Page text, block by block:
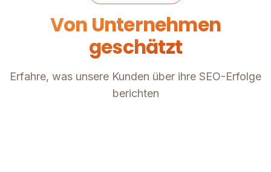
Von Unternehmen
geschätzt
Erfahre, was unsere Kunden über ihre SEO-Erfolge
berichten